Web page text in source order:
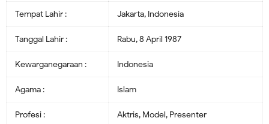
Tempat Lahir : Jakarta, Indonesia
Tanggal Lahir : Rabu, 8 April 1987
Kewarganegaraan : Indonesia
Agama : Islam
Profesi : Aktris, Model, Presenter